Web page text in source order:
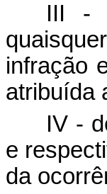
III -
infração
atribuída
IV -
e
da